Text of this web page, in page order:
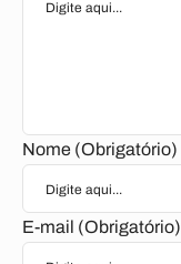
Nome (Obrigatório)
E-mail (Obrigatório)